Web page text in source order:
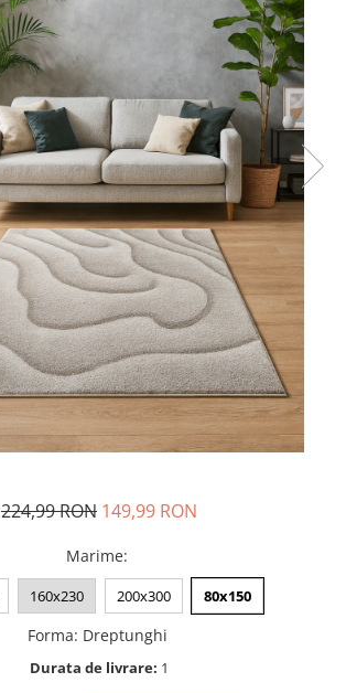
224,99 RON 149,99 RON
Marime:
160x230 200x300 80x150
Forma: Dreptunghi
Durata de livrare: 1